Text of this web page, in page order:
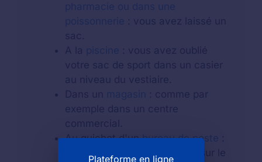
pharmacie ou dans une
poissonnerie : vous avez laissé un
sac.
A la piscine : vous avez oublié
votre sac de sport dans un casier
au niveau du vestiaire.
Dans un magasin : comme par
exemple dans un centre
commercial.
Au guichet d'unbureau de poste :
vous avez laissé votre objet sur le
Plateforme en ligne